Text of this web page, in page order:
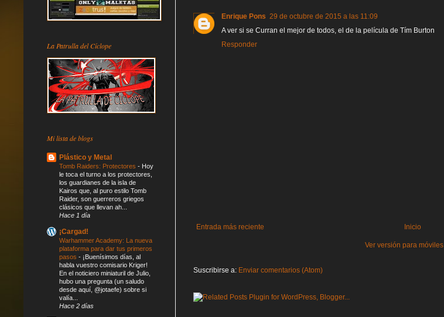
Enrique Pons 29 de octubre de 2015 a las 11:09
A ver si se Curran el mejor de todos, el de la película de Tím Burton
Responder
Entrada más reciente Inicio
Ver versión para móviles
Suscribirse a: Enviar comentarios (Atom)
La Patrulla del Cíclope
Mi lista de blogs
Plástico y Metal
Tomb Raiders: Protectores - Hoy
le toca el turno a los protectores,
los guardianes de la isla de
Kairos que, al puro estilo Tomb
Raider, son guerreros griegos
clásicos que llevan ah...
Hace 1 día
¡Cargad!
Warhammer Academy: La nueva
plataforma para dar tus primeros
pasos - ¡Buenísimos días, al
habla vuestro comisario Kriger!
En el noticiero miniaturil de Julio,
hubo una pregunta (un saludo
desde aquí, @jotaefe) sobre si
valía...
Hace 2 días